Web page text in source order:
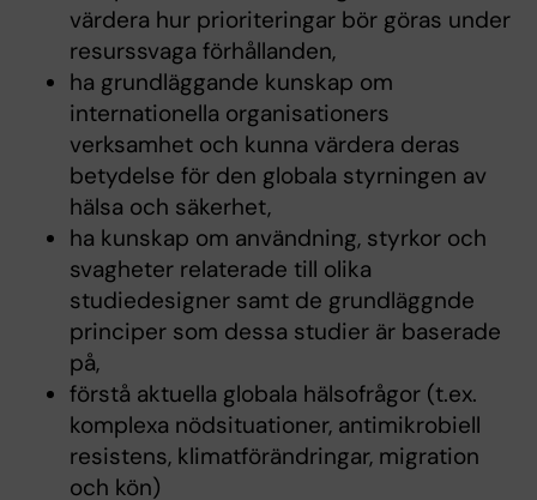
värdera hur prioriteringar bör göras under
resurssvaga förhållanden,
ha grundläggande kunskap om
internationella organisationers
verksamhet och kunna värdera deras
betydelse för den globala styrningen av
hälsa och säkerhet,
ha kunskap om användning, styrkor och
svagheter relaterade till olika
studiedesigner samt de grundläggnde
principer som dessa studier är baserade
på,
förstå aktuella globala hälsofrågor (t.ex.
komplexa nödsituationer, antimikrobiell
resistens, klimatförändringar, migration
och kön)